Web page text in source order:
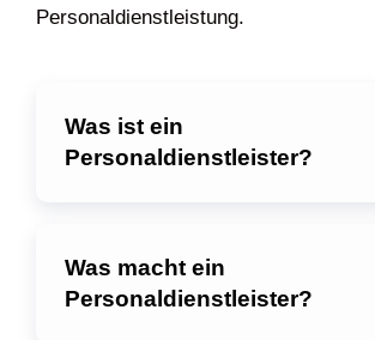
Personaldienstleistung.
Was ist ein
Personaldienstleister?
Was macht ein
Personaldienstleister?